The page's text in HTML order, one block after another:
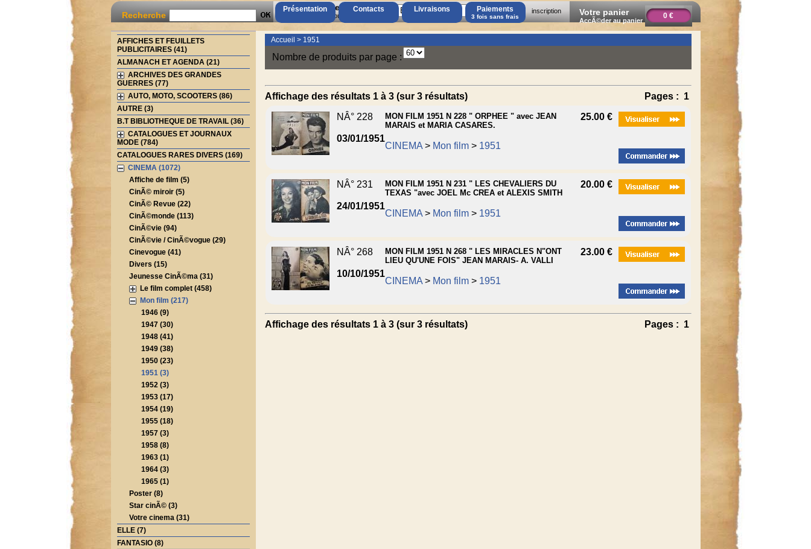
Présentation Contacts Livraisons Paiements
3 fois sans frais
Recherche
AccÃ¨s Client
Mot de passe oubliÃ© ?
inscription Votre panier
AccÃ©der au panier
0 €
AFFICHES ET FEUILLETS
PUBLICITAIRES (41)
ALMANACH ET AGENDA (21)
ARCHIVES DES GRANDES
GUERRES (77)
AUTO, MOTO, SCOOTERS (86)
AUTRE (3)
B.T BIBLIOTHEQUE DE TRAVAIL (36)
CATALOGUES ET JOURNAUX
MODE (784)
CATALOGUES RARES DIVERS (169)
CINEMA (1072)
Affiche de film (5)
CinÃ© miroir (5)
CinÃ© Revue (22)
CinÃ©monde (113)
CinÃ©vie (94)
CinÃ©vie / CinÃ©vogue (29)
Cinevogue (41)
Divers (15)
Jeunesse CinÃ©ma (31)
Le film complet (458)
Mon film (217)
1946 (9)
1947 (30)
1948 (41)
1949 (38)
1950 (23)
1951 (3)
1952 (3)
1953 (17)
1954 (19)
1955 (18)
1957 (3)
1958 (8)
1963 (1)
1964 (3)
1965 (1)
Poster (8)
Star cinÃ© (3)
Votre cinema (31)
ELLE (7)
FANTASIO (8)
Accueil > 1951
Nombre de produits par page :
Affichage des résultats 1 à 3 (sur 3 résultats) Pages : 1
NÂ° 228
03/01/1951
MON FILM 1951 N 228 " ORPHEE " avec JEAN
MARAIS et MARIA CASARES.
CINEMA> Mon film> 1951
25.00 €
NÂ° 231
24/01/1951
MON FILM 1951 N 231 " LES CHEVALIERS DU
TEXAS "avec JOEL Mc CREA et ALEXIS SMITH
CINEMA> Mon film> 1951
20.00 €
NÂ° 268
10/10/1951
MON FILM 1951 N 268 " LES MIRACLES N"ONT
LIEU QU'UNE FOIS" JEAN MARAIS- A. VALLI
CINEMA> Mon film> 1951
23.00 €
Affichage des résultats 1 à 3 (sur 3 résultats) Pages : 1